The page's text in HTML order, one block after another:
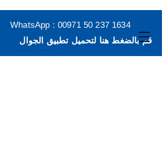
WhatsApp : 00971 50 237 1634
قم بالضغط هنا لتحميل تطبيق الجوال